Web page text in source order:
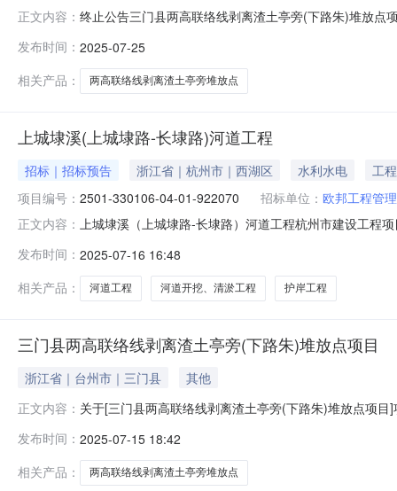
正文内容： 终止公告三门县两高联络线剥离渣土亭旁(下路朱)堆放
交结果受欧邦工程管理有限公司委托，由三门县公共资
易
发布时间： 2025-07-25
相关产品：
两高联络线剥离渣土亭旁堆放点
上城埭溪(上城埭路-长埭路)河道工程
招标｜招标预告 浙江省｜杭州市｜西湖区 水利水电
工程
项目编号： 2501-330106-04-01-922070 招标单位： 欧邦工程管
正文内容： 上城埭溪（上城埭路-长埭路）河道工程杭州市建设工程
属设施等，河道长约915米，河道宽约10-37米，两侧绿
同金额(万元)1上城埭溪（上
发布时间： 2025-07-16 16:48
相关产品：
河道工程 河道开挖、清淤工程 护岸工程
三门县两高联络线剥离渣土亭旁(下路朱)堆放点项目
浙江省｜台州市｜三门县
其他
正文内容： 关于[三门县两高联络线剥离渣土亭旁(下路朱)堆放点项
得人标的位置是否成交成交价成交时间总价1三门县两高
发布时间： 2025-07-15 18:42
相关产品：
两高联络线剥离渣土亭旁堆放点